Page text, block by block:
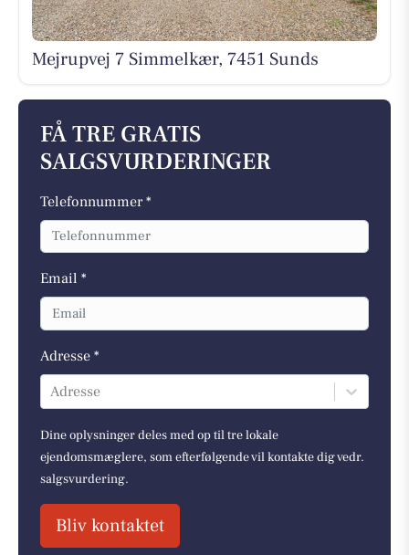
Mejrupvej 7 Simmelkær, 7451 Sunds
FÅ TRE GRATIS
SALGSVURDERINGER
Telefonnummer *
Email *
Adresse *
Adresse
Dine oplysninger deles med op til tre lokale
ejendomsmæglere, som efterfølgende vil kontakte dig vedr.
salgsvurdering.
Bliv kontaktet